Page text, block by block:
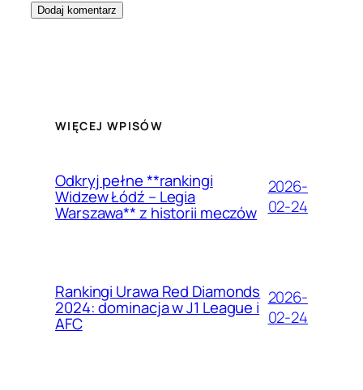
WIĘCEJ WPISÓW
Odkryj pełne **rankingi
Widzew Łódź – Legia
Warszawa** z historii meczów
2026-
02-24
Rankingi Urawa Red Diamonds
2024: dominacja w J1 League i
AFC
2026-
02-24